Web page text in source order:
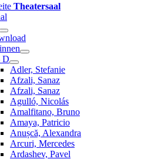
Theatersaal
D
Adler, Stefanie
Afzali, Sanaz
Afzali, Sanaz
Agulló, Nicolás
Amalfitano, Bruno
Amaya, Patricio
Anușcă, Alexandra
Arcuri, Mercedes
Ardashev, Pavel